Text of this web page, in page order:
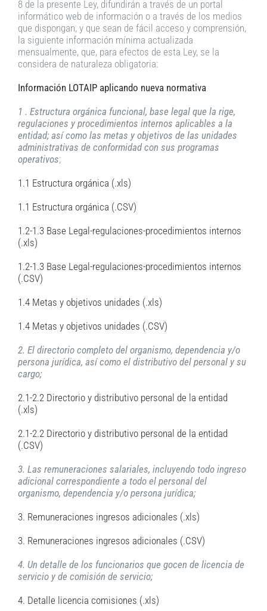
8 de la presente Ley, difundirán a través de un portal
informático web de información o a través de los medios
que dispongan, y que sean de fácil acceso y comprensión,
la siguiente información mínima actualizada
mensualmente, que, para efectos de esta Ley, se la
considera de naturaleza obligatoria:
Información LOTAIP aplicando nueva normativa
1 . Estructura orgánica funcional, base legal que la rige,
regulaciones y procedimientos internos aplicables a la
entidad; así como las metas y objetivos de las unidades
administrativas de conformidad con sus programas
operativos;
1.1 Estructura orgánica (.xls)
1.1 Estructura orgánica (.CSV)
1.2-1.3 Base Legal-regulaciones-procedimientos internos
(.xls)
1.2-1.3 Base Legal-regulaciones-procedimientos internos
(.CSV)
1.4 Metas y objetivos unidades (.xls)
1.4 Metas y objetivos unidades (.CSV)
2. El directorio completo del organismo, dependencia y/o
persona jurídica, así como el distributivo del personal y su
cargo;
2.1-2.2 Directorio y distributivo personal de la entidad
(.xls)
2.1-2.2 Directorio y distributivo personal de la entidad
(.CSV)
3. Las remuneraciones salariales, incluyendo todo ingreso
adicional correspondiente a todo el personal del
organismo, dependencia y/o persona jurídica;
3. Remuneraciones ingresos adicionales (.xls)
3. Remuneraciones ingresos adicionales (.CSV)
4. Un detalle de los funcionarios que gocen de licencia de
servicio y de comisión de servicio;
4. Detalle licencia comisiones (.xls)